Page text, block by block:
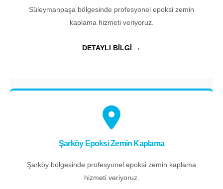
Süleymanpaşa bölgesinde profesyonel epoksi zemin
kaplama hizmeti veriyoruz.
DETAYLI BİLGİ →
Şarköy Epoksi Zemin Kaplama
Şarköy bölgesinde profesyonel epoksi zemin kaplama
hizmeti veriyoruz.